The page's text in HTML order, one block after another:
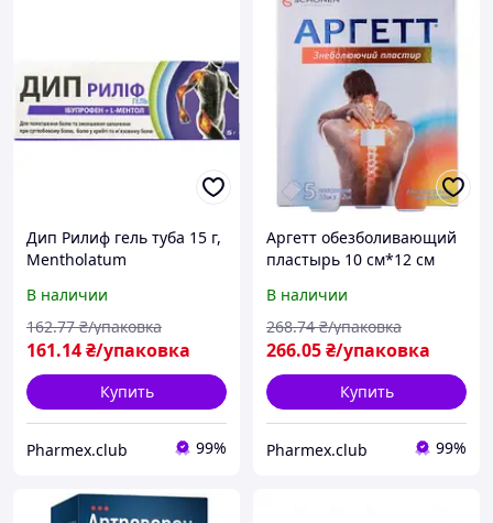
Дип Рилиф гель туба 15 г,
Mentholatum
В наличии
161.14₴/упаковка
162.77 ₴/упаковка
Купить
Pharmex.club 99%
Аргетт обезболивающий
пластырь 10 см*12 см
Promotions
В наличии
266.05₴/упаковка
268.74 ₴/упаковка
Купить
Pharmex.club 99%